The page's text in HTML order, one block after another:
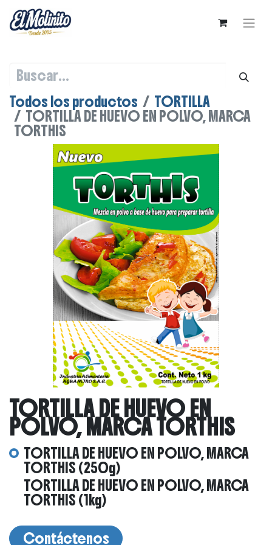
Todos los productos
TORTILLA
TORTILLA DE HUEVO EN POLVO, MARCA
TORTHIS
TORTILLA DE HUEVO EN
POLVO, MARCA TORTHIS
TORTILLA DE HUEVO EN POLVO, MARCA
TORTHIS (250g)
TORTILLA DE HUEVO EN POLVO, MARCA
TORTHIS (1kg)
Contáctenos